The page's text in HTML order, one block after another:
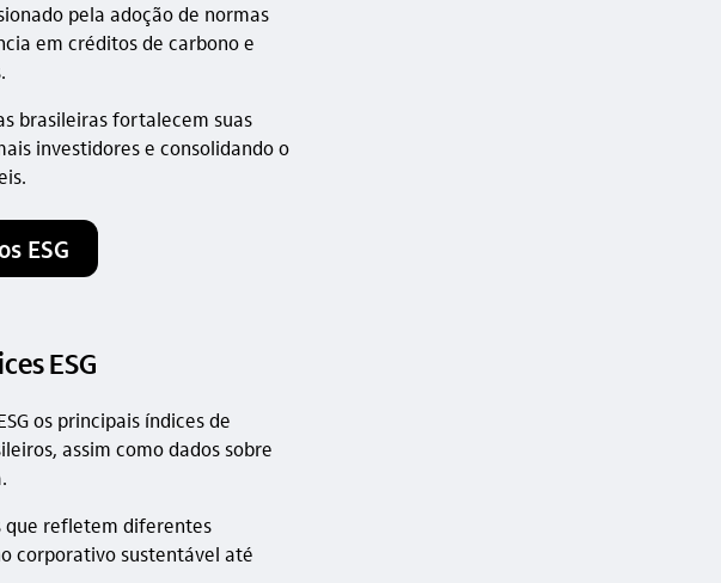
pela adoção de normas
em créditos de carbono e
brasileiras fortalecem suas
investidores e consolidando o
ESG
ESG
os principais índices de
assim como dados sobre
que refletem diferentes
corporativo sustentável até